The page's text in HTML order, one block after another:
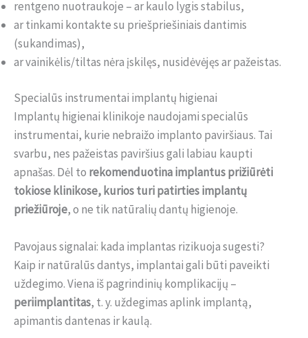
rentgeno nuotraukoje – ar kaulo lygis stabilus,
ar tinkami kontakte su priešpriešiniais dantimis
(sukandimas),
ar vainikėlis/tiltas nėra įskilęs, nusidėvėjęs ar pažeistas.
Specialūs instrumentai implantų higienai
Implantų higienai klinikoje naudojami specialūs
instrumentai, kurie nebraižo implanto paviršiaus. Tai
svarbu, nes pažeistas paviršius gali labiau kaupti
apnašas. Dėl to rekomenduotina implantus prižiūrėti
tokiose klinikose, kurios turi patirties implantų
priežiūroje, o ne tik natūralių dantų higienoje.
Pavojaus signalai: kada implantas rizikuoja sugesti?
Kaip ir natūralūs dantys, implantai gali būti paveikti
uždegimo. Viena iš pagrindinių komplikacijų –
periimplantitas, t. y. uždegimas aplink implantą,
apimantis dantenas ir kaulą.